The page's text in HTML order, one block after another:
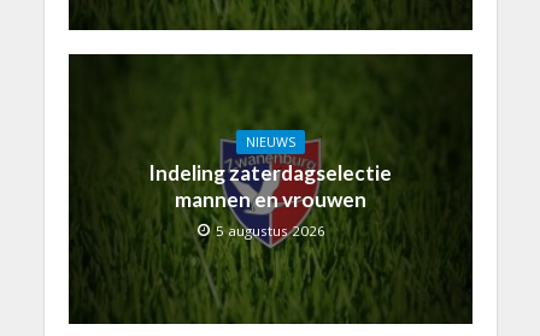
NIEUWS
Indeling zaterdagselectie
mannen en vrouwen
5 augustus 2026